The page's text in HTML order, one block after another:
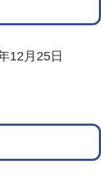
12月25日